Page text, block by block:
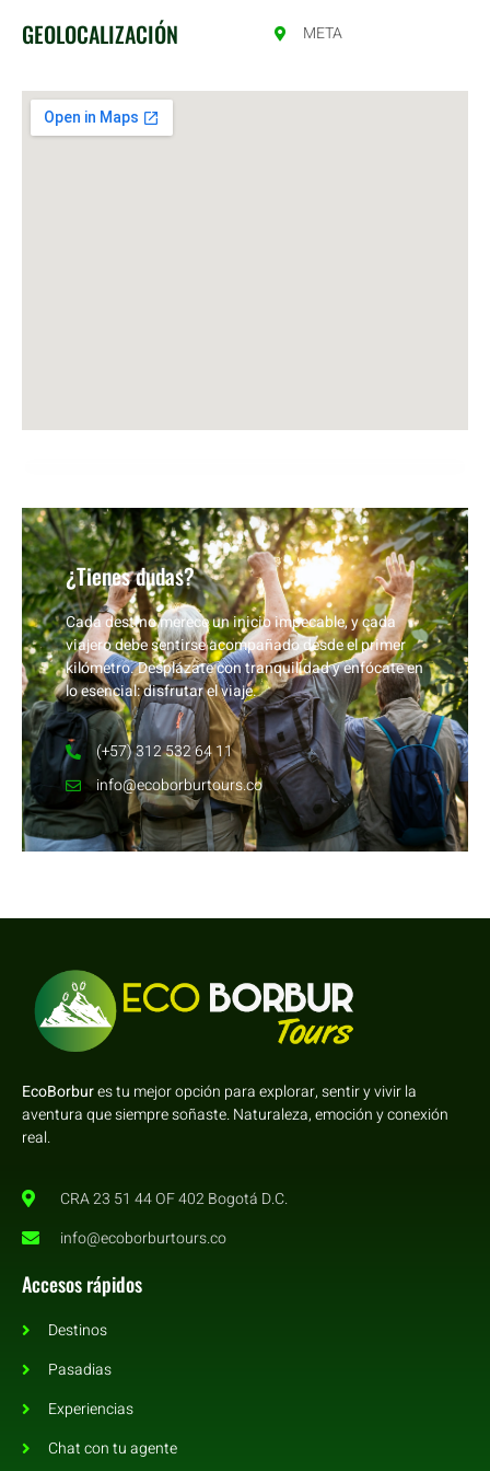
GEOLOCALIZACIÓN META
¿Tienes dudas?
Cada destino merece un inicio impecable, y cada
viajero debe sentirse acompañado desde el primer
kilómetro. Desplázate con tranquilidad y enfócate en
lo esencial: disfrutar el viaje.
(+57) 312 532 64 11
info@ecoborburtours.co
EcoBorbures tu mejor opción para explorar, sentir y vivir la
aventura que siempre soñaste. Naturaleza, emoción y conexión
real.
CRA 23 51 44 OF 402 Bogotá D.C.
info@ecoborburtours.co
Accesos rápidos
Destinos
Pasadias
Experiencias
Chat con tu agente